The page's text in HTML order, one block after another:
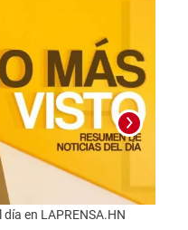
en LAPRENSA.HN